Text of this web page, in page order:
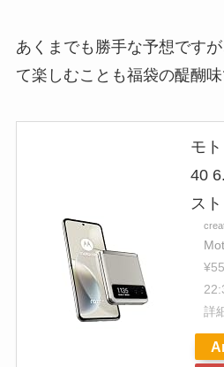
あくまでも勝手な予想です
て楽しむことも福袋の醍醐味
モ
40
ス
詳